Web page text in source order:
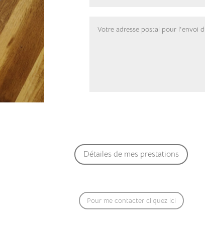
Détailes de mes prestations
Pour me contacter cliquez ici